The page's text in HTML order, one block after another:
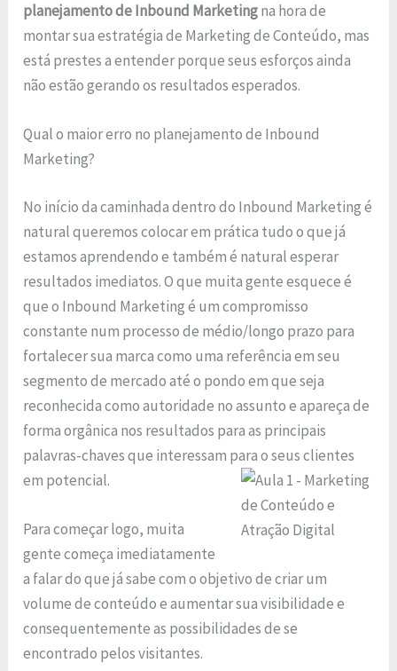
planejamento de Inbound Marketingna hora de
montar sua estratégia de Marketing de Conteúdo, mas
está prestes a entender porque seus esforços ainda
não estão gerando os resultados esperados.
Qual o maior erro no planejamento de Inbound
Marketing?
No início da caminhada dentro do Inbound Marketing é
natural queremos colocar em prática tudo o que já
estamos aprendendo e também é natural esperar
resultados imediatos. O que muita gente esquece é
que o Inbound Marketing é um compromisso
constante num processo de médio/longo prazo para
fortalecer sua marca como uma referência em seu
segmento de mercado até o pondo em que seja
reconhecida como autoridade no assunto e apareça de
forma orgânica nos resultados para as principais
palavras-chaves que interessam para o seus clientes
em potencial.
Para começar logo, muita
gente começa imediatamente
a falar do que já sabe com o objetivo de criar um
volume de conteúdo e aumentar sua visibilidade e
consequentemente as possibilidades de se
encontrado pelos visitantes.